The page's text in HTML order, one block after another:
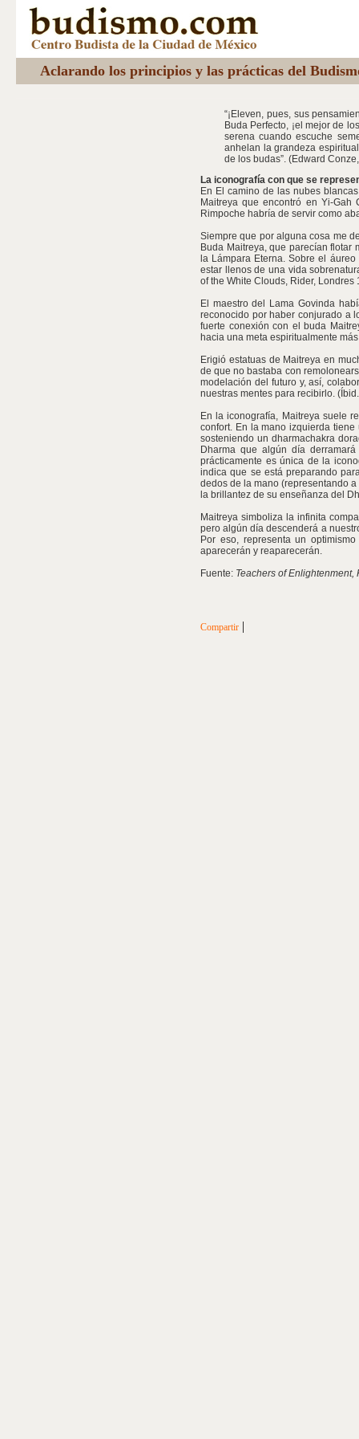
Aclarando los principios y las prácticas del
“¡Eleven, pues, sus
Buda Perfecto, ¡el mejor de
serena cuando escuche
anhelan la grandeza
de los budas”. (Edward
La iconografía con que se
En El camino de las nubes
Maitreya que encontró en Yi-
Rimpoche habría de servir como
Siempre que por alguna cosa me
Buda Maitreya, que parecían
la Lámpara Eterna. Sobre el
estar llenos de una vida
of the White Clouds, Rider, Londres
El maestro del Lama Govinda
reconocido por haber conjurado a
fuerte conexión con el buda
hacia una meta espiritualmente
Erigió estatuas de Maitreya en
de que no bastaba con
modelación del futuro y, así,
nuestras mentes para recibirlo.
En la iconografía, Maitreya suele
confort. En la mano izquierda
sosteniendo un dharmachakra
Dharma que algún día
prácticamente es única de la
indica que se está preparando
dedos de la mano (representando
la brillantez de su enseñanza del
Maitreya simboliza la infinita
pero algún día descenderá a
Por eso, representa un
aparecerán y reaparecerán.
Fuente: Teachers of
Compartir |